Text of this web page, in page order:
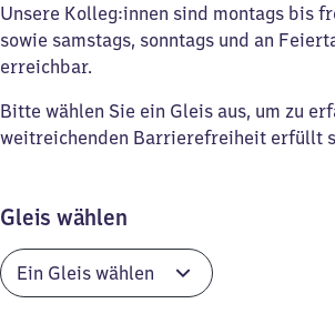
Unsere Kolleg:innen sind montags bis
sowie samstags, sonntags und an
erreichbar.
Bitte wählen Sie ein Gleis aus, um zu
weitreichenden Barrierefreiheit erfüllt
Gleis wählen